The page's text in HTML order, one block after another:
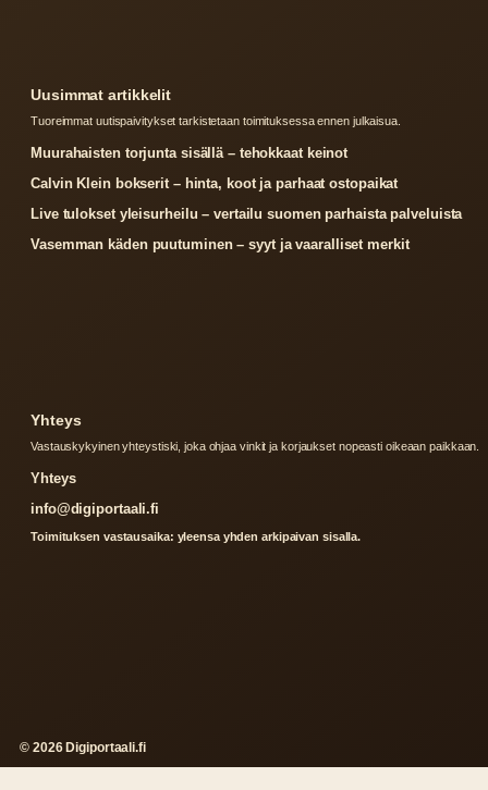
Uusimmat artikkelit
Tuoreimmat uutispaivitykset tarkistetaan toimituksessa ennen julkaisua.
Muurahaisten torjunta sisällä – tehokkaat keinot
Calvin Klein bokserit – hinta, koot ja parhaat ostopaikat
Live tulokset yleisurheilu – vertailu suomen parhaista palveluista
Vasemman käden puutuminen – syyt ja vaaralliset merkit
Yhteys
Vastauskykyinen yhteystiski, joka ohjaa vinkit ja korjaukset nopeasti oikeaan paikkaan.
Yhteys
info@digiportaali.fi
Toimituksen vastausaika: yleensa yhden arkipaivan sisalla.
© 2026 Digiportaali.fi